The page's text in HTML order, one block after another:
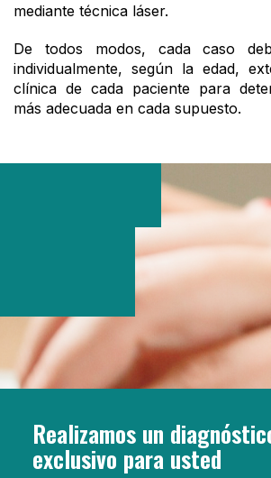
mediante técnica láser.
De todos modos, cada caso
individualmente, según la edad,
clínica de cada paciente para
más adecuada en cada supuesto.
Realizamos un
exclusivo para usted